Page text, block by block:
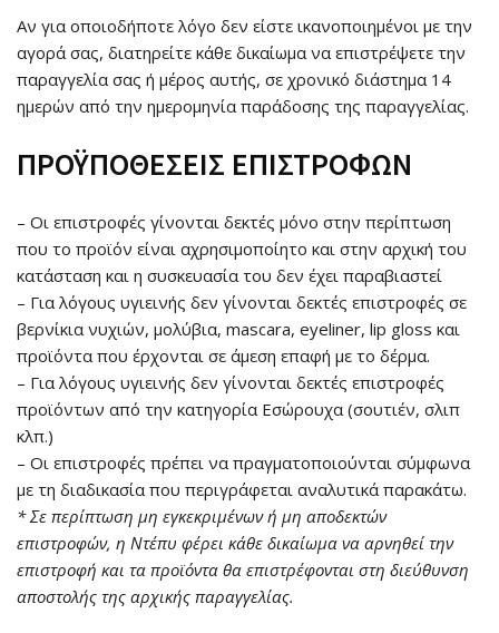
Αν για οποιοδήποτε λόγο δεν είστε ικανοποιημένοι με την
αγορά σας, διατηρείτε κάθε δικαίωμα να επιστρέψετε την
παραγγελία σας ή μέρος αυτής, σε χρονικό διάστημα 14
ημερών από την ημερομηνία παράδοσης της παραγγελίας.
ΠΡΟΫΠΟΘΕΣΕΙΣ ΕΠΙΣΤΡΟΦΩΝ
– Οι επιστροφές γίνονται δεκτές μόνο στην περίπτωση
που το προϊόν είναι αχρησιμοποίητο και στην αρχική του
κατάσταση και η συσκευασία του δεν έχει παραβιαστεί
– Για λόγους υγιεινής δεν γίνονται δεκτές επιστροφές σε
βερνίκια νυχιών, μολύβια, mascara, eyeliner, lip gloss και
προϊόντα που έρχονται σε άμεση επαφή με το δέρμα.
– Για λόγους υγιεινής δεν γίνονται δεκτές επιστροφές
προϊόντων από την κατηγορία Εσώρουχα (σουτιέν, σλιπ
κλπ.)
– Οι επιστροφές πρέπει να πραγματοποιούνται σύμφωνα
με τη διαδικασία που περιγράφεται αναλυτικά παρακάτω.
* Σε περίπτωση μη εγκεκριμένων ή μη αποδεκτών
επιστροφών, η Ντέπυ φέρει κάθε δικαίωμα να αρνηθεί την
επιστροφή και τα προϊόντα θα επιστρέφονται στη διεύθυνση
αποστολής της αρχικής παραγγελίας.